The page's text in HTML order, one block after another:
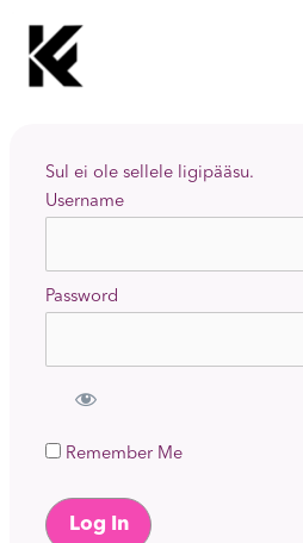
content
Sul ei ole sellele ligipääsu.
Username
Password
Remember Me